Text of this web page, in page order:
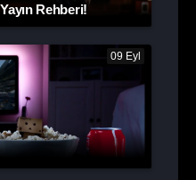
Rehberi!
09 Eyl